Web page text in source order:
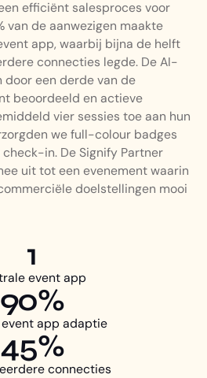
efficiënt salesproces voor
van de aanwezigen maakte
app, waarbij bijna de helft
connecties legde. De AI-
door een derde van de
beoordeeld en actieve
vier sessies toe aan hun
we full-colour badges
in. De Signify Partner
uit tot een evenement waarin
doelstellingen mooi
1
event app
90%
app adaptie
45%
connecties